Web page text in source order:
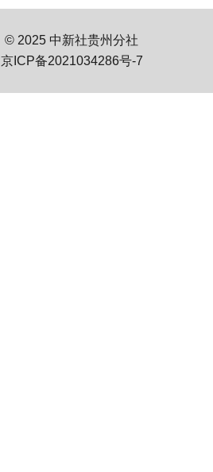
© 2025 中新社贵州分社
京ICP备2021034286号-7